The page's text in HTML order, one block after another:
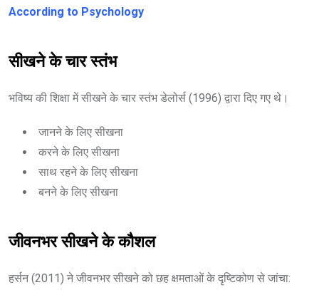
According to Psychology
सीखने के चार स्तंभ
भविष्य की शिक्षा में सीखने के चार स्तंभ डेलोर्स (1996) द्वारा दिए गए थे।
जानने के लिए सीखना
करने के लिए सीखना
साथ रहने के लिए सीखना
बनने के लिए सीखना
जीवनभर सीखने के कौशल
हर्सन (2011) ने जीवनभर सीखने को छह क्षमताओं के दृष्टिकोण से जांचा: